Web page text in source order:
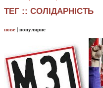
ТЕГ :: СОЛІДАРНІСТЬ
нове | популярне